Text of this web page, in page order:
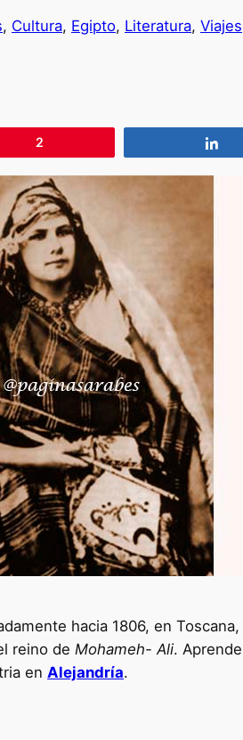
, Cultura, Egipto, Literatura, Viajes
2
hacia 1806, en
reino de Mohameh- Ali.
enAlejandría.